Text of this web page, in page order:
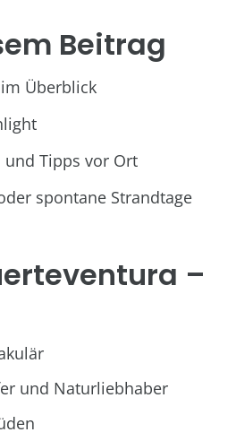
Beitrag
Überblick
und Tipps vor Ort
spontane Strandtage
–
und Naturliebhaber